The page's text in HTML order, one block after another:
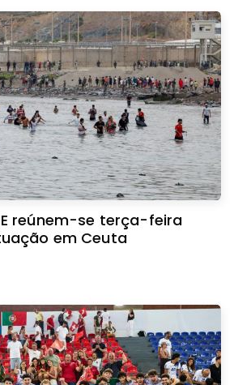
reúnem-se terça-feira
em Ceuta